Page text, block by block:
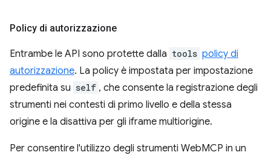
Policy di autorizzazione
Entrambe le API sono protette dalla tools policy di
autorizzazione. La policy è impostata per impostazione
predefinita su self , che consente la registrazione degli
strumenti nei contesti di primo livello e della stessa
origine e la disattiva per gli iframe multiorigine.
Per consentire l'utilizzo degli strumenti WebMCP in un